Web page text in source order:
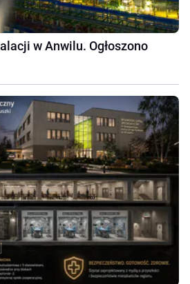
w Anwilu. Ogłoszono